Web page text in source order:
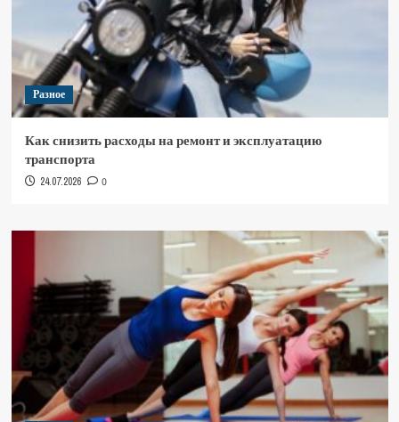
Разное
Как снизить расходы на ремонт и эксплуатацию
транспорта
24.07.2026 0